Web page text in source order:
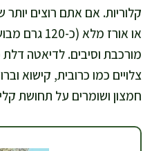
קלוריות. אם אתם רוצים
או אורז
מורכבת וסיבים. לדיאטה
צלויים כמו כרובית, קישוא
חמצון ושומרים על תחושת